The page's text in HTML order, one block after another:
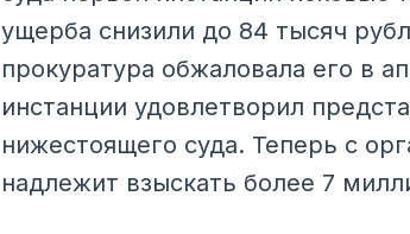
ущерба снизили до 84 тысяч
прокуратура обжаловала его в
инстанции удовлетворил
нижестоящего суда. Теперь с
надлежит взыскать более 7